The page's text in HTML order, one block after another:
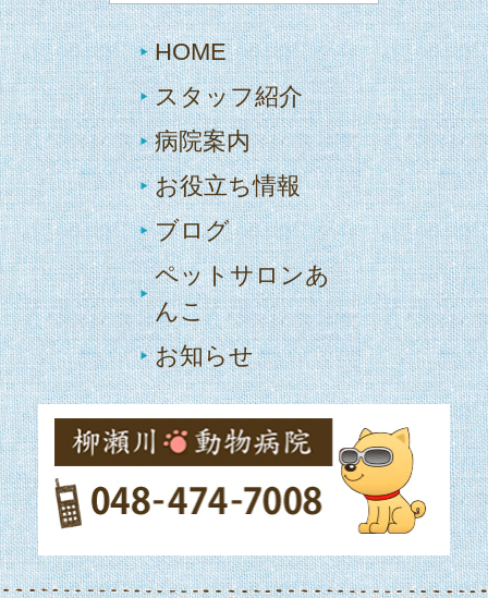
HOME
スタッフ紹介
病院案内
お役立ち情報
ブログ
ペットサロンあ
んこ
お知らせ